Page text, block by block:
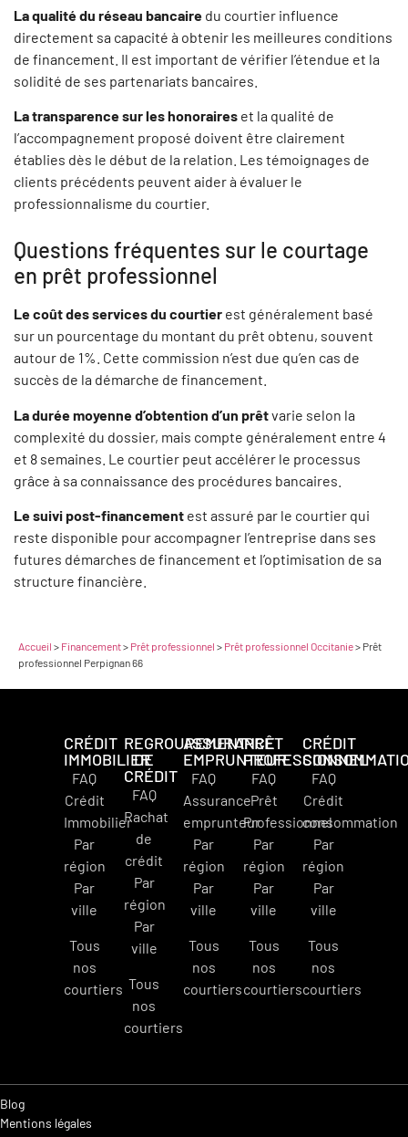
La qualité du réseau bancaire du courtier influence
directement sa capacité à obtenir les meilleures conditions
de financement. Il est important de vérifier l’étendue et la
solidité de ses partenariats bancaires.
La transparence sur les honoraires et la qualité de
l’accompagnement proposé doivent être clairement
établies dès le début de la relation. Les témoignages de
clients précédents peuvent aider à évaluer le
professionnalisme du courtier.
Questions fréquentes sur le courtage
en prêt professionnel
Le coût des services du courtier est généralement basé
sur un pourcentage du montant du prêt obtenu, souvent
autour de 1%. Cette commission n’est due qu’en cas de
succès de la démarche de financement.
La durée moyenne d’obtention d’un prêtvarie selon la
complexité du dossier, mais compte généralement entre 4
et 8 semaines. Le courtier peut accélérer le processus
grâce à sa connaissance des procédures bancaires.
Le suivi post-financement est assuré par le courtier qui
reste disponible pour accompagner l’entreprise dans ses
futures démarches de financement et l’optimisation de sa
structure financière.
Accueil > Financement> Prêt professionnel > Prêt professionnel Occitanie> Prêt
professionnel Perpignan 66
CRÉDIT
IMMOBILIER
FAQ
Crédit
Immobilier
Par
région
Par
ville
Tous
nos
courtiers
REGROUPEMENT
DE
CRÉDIT
FAQ
Rachat
de
crédit
Par
région
Par
ville
Tous
nos
courtiers
ASSURANCE
EMPRUNTEUR
FAQ
Assurance
emprunteur
Par
région
Par
ville
Tous
nos
courtiers
PRÊT
PROFESSIONNEL
FAQ
Prêt
Professionnel
Par
région
Par
ville
Tous
nos
courtiers
CRÉDIT
FAQ
Crédit
consommation
Par
région
Par
ville
Tous
nos
courtiers
Blog
Mentions légales